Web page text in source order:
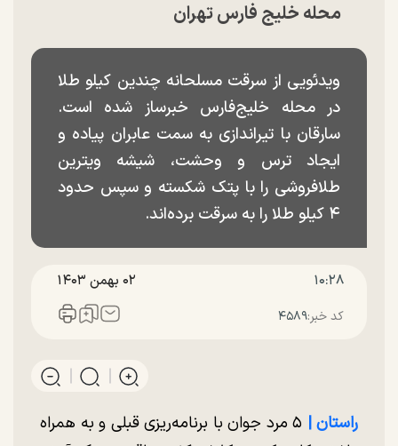
محله خلیج فارس تهران
ویدئویی از سرقت مسلحانه چندین کیلو طلا
در محله خلیج‌فارس خبرساز شده است.
سارقان با تیراندازی به سمت عابران پیاده و
ایجاد ترس و وحشت، شیشه ویترین
طلافروشی را با پتک شکسته و سپس حدود
۴ کیلو طلا را به سرقت برده‌اند.
۱۰:۲۸ ۰۲ بهمن ۱۴۰۳
کد خبر:۴۵۸۹
راستان |‌
۵ مرد جوان با برنامه‌ریزی قبلی و به همراه